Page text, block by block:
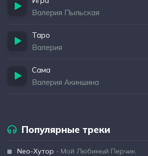
Валерия Пыльская
Таро
Валерия
Сама
Валерия Акиншина
Популярные треки
Neo-Хутор - Мой Любимый Перчик